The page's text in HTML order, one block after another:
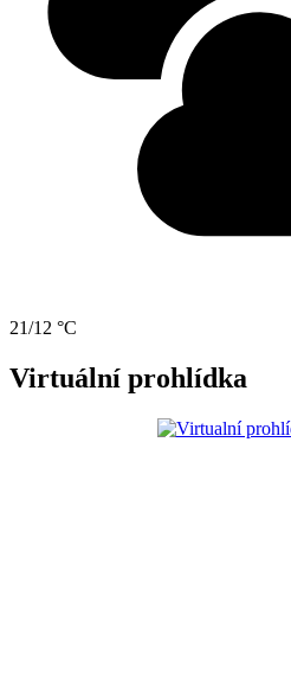
21/12 °C
Virtuální prohlídka